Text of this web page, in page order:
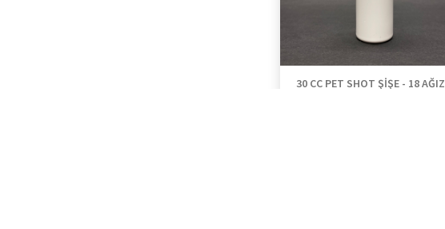
30 CC PET SHOT ŞİŞE - 18 AĞIZ